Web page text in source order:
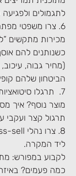
לתגמולים
6. צרו משפטי
מכירות מתקשים
כשנותנים להם
(מחיר גבוה,
הביטחון שלהם
מוצר נוסף? איך
תרגול קצר ועקבי
ליד המקרה.
לקבוע במפורש:
כמה פעמים?